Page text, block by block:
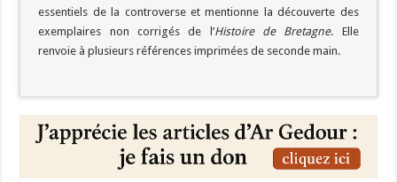
essentiels de la controverse et mentionne la découverte des
exemplaires non corrigés de l’Histoire de Bretagne. Elle
renvoie à plusieurs références imprimées de seconde main.